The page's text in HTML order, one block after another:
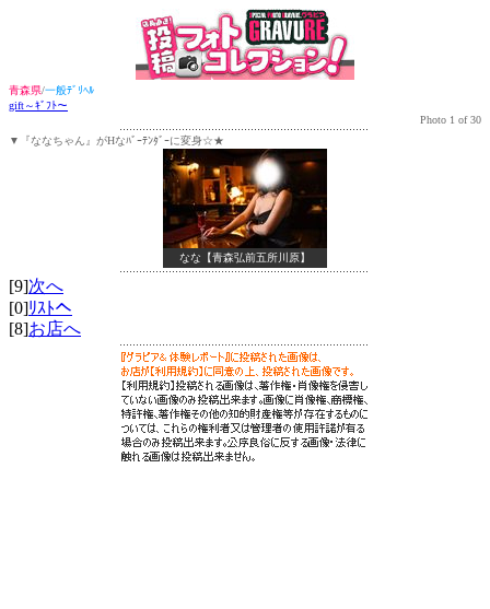
青森県/一般ﾃﾞﾘﾍﾙ
gift～ｷﾞﾌﾄ～
Photo 1 of 30
▼『ななちゃん』がHなﾊﾞｰﾃﾝﾀﾞｰに変身☆★
なな【青森弘前五所川原】
[9]次へ
[0]ﾘｽﾄへ
[8]お店へ